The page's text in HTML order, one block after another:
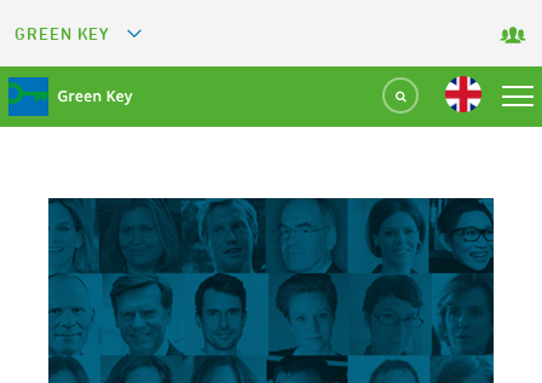
GREEN KEY
GREEN RESTAURANT
GREEN SPORT FACILITY
GREEN TOURISM ORGANIZATION
GREEN CAMPING